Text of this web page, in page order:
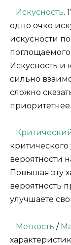
Искусность.
одно очко
искусности
поглощаемого
Искусность и
сильно
сложно
приоритетнее.
критического
вероятности
Повышая эту
вероятность
улучшаете
Меткость /